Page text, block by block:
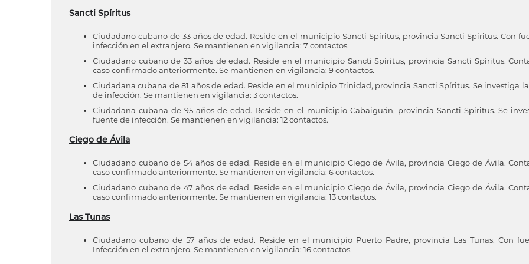
Sancti Spíritus
Ciudadano cubano de 33 años de edad. Reside en el municipio Sancti Spíritus, provincia Sancti Spíritus. Con
infección en el extranjero. Se mantienen en vigilancia: 7 contactos.
Ciudadano cubano de 33 años de edad. Reside en el municipio Sancti Spíritus, provincia Sancti Spíritus.
caso confirmado anteriormente. Se mantienen en vigilancia: 9 contactos.
Ciudadana cubana de 81 años de edad. Reside en el municipio Trinidad, provincia Sancti Spíritus. Se investiga
de infección. Se mantienen en vigilancia: 3 contactos.
Ciudadana cubana de 95 años de edad. Reside en el municipio Cabaiguán, provincia Sancti Spíritus. Se
fuente de infección. Se mantienen en vigilancia: 12 contactos.
Ciego de Ávila
Ciudadano cubano de 54 años de edad. Reside en el municipio Ciego de Ávila, provincia Ciego de Ávila.
caso confirmado anteriormente. Se mantienen en vigilancia: 6 contactos.
Ciudadano cubano de 47 años de edad. Reside en el municipio Ciego de Ávila, provincia Ciego de Ávila.
caso confirmado anteriormente. Se mantienen en vigilancia: 13 contactos.
Las Tunas
Ciudadano cubano de 57 años de edad. Reside en el municipio Puerto Padre, provincia Las Tunas. Con
Infección en el extranjero. Se mantienen en vigilancia: 16 contactos.